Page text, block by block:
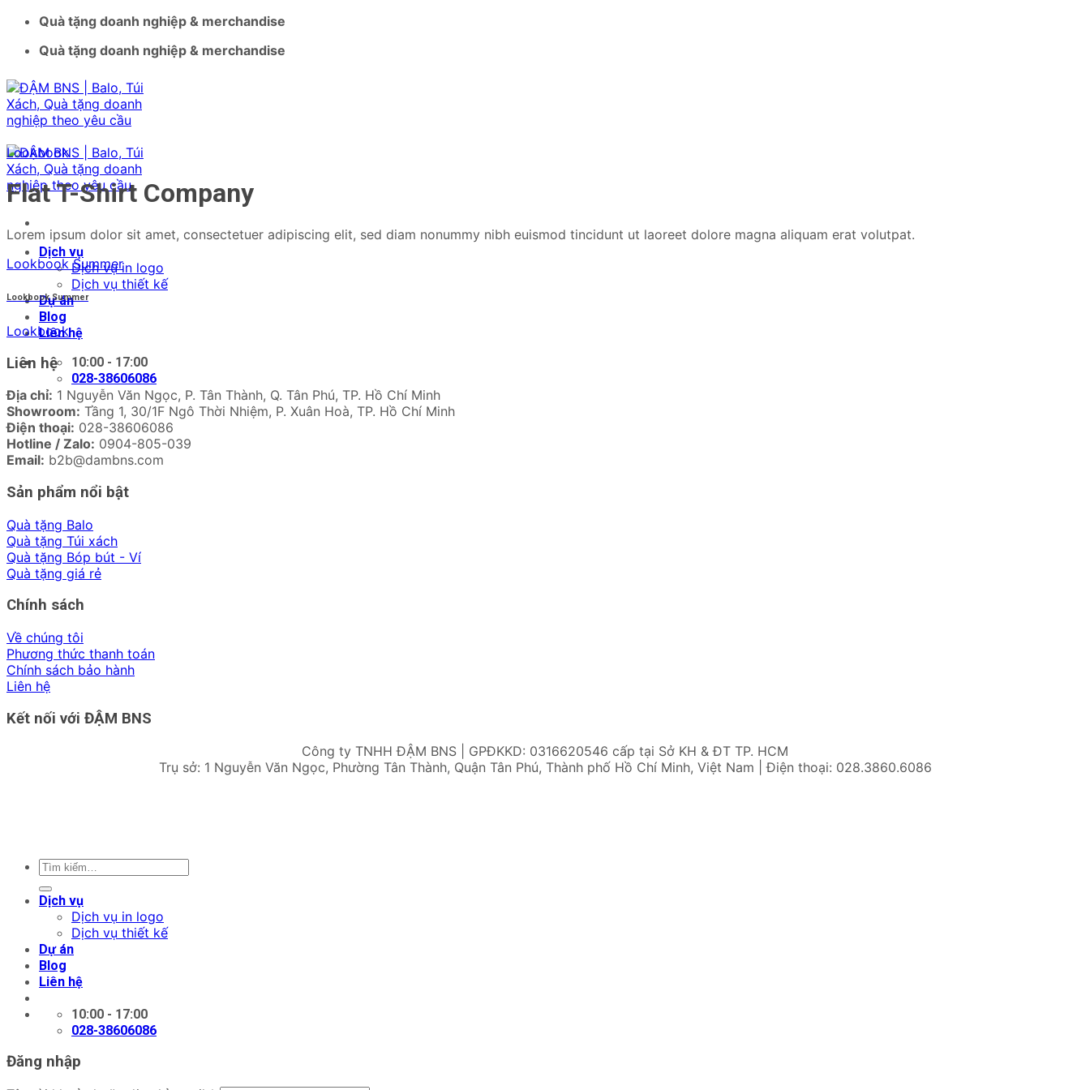
Quà tặng doanh nghiệp & merchandise
Quà tặng doanh nghiệp & merchandise
Dịch vụ
Dịch vụ in logo
Dịch vụ thiết kế
Dự án
Blog
Liên hệ
10:00 - 17:00
028-38606086
Lookbook
Flat T-Shirt Company
Lorem ipsum dolor sit amet, consectetuer adipiscing elit, sed diam nonummy nibh euismod tincidunt ut laoreet dolore magna aliquam erat volutpat.
Lookbook Summer
Lookbook Summer
Lookbook
Liên hệ
Địa chỉ: 1 Nguyễn Văn Ngọc, P. Tân Thành, Q. Tân Phú, TP. Hồ Chí Minh
Showroom: Tầng 1, 30/1F Ngô Thời Nhiệm, P. Xuân Hoà, TP. Hồ Chí Minh
Điện thoại: 028-38606086
Hotline / Zalo: 0904-805-039
Email: b2b@dambns.com
Sản phẩm nổi bật
Quà tặng Balo
Quà tặng Túi xách
Quà tặng Bóp bút - Ví
Quà tặng giá rẻ
Chính sách
Về chúng tôi
Phương thức thanh toán
Chính sách bảo hành
Liên hệ
Kết nối với ĐẬM BNS
Công ty TNHH ĐẬM BNS | GPĐKKD: 0316620546 cấp tại Sở KH & ĐT TP. HCM
Trụ sở: 1 Nguyễn Văn Ngọc, Phường Tân Thành, Quận Tân Phú, Thành phố Hồ Chí Minh, Việt Nam | Điện thoại: 028.3860.6086
Tìm
kiếm:
Dịch vụ
Dịch vụ in logo
Dịch vụ thiết kế
Dự án
Blog
Liên hệ
10:00 - 17:00
028-38606086
Đăng nhập